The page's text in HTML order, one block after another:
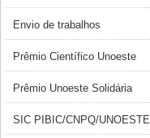
Envio de trabalhos
Prêmio Científico Unoeste
Prêmio Unoeste Solidária
SIC PIBIC/CNPQ/UNOESTE